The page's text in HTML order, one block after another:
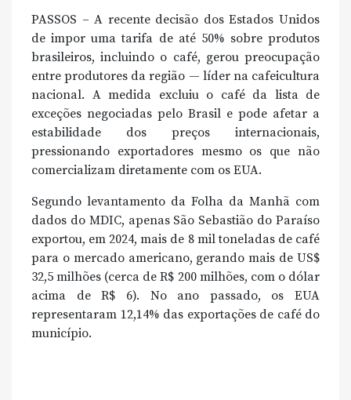
PASSOS – A recente decisão dos Estados Unidos
de impor uma tarifa de até 50% sobre produtos
brasileiros, incluindo o café, gerou preocupação
entre produtores da região — líder na cafeicultura
nacional. A medida excluiu o café da lista de
exceções negociadas pelo Brasil e pode afetar a
estabilidade dos preços internacionais,
pressionando exportadores mesmo os que não
comercializam diretamente com os EUA.
Segundo levantamento da Folha da Manhã com
dados do MDIC, apenas São Sebastião do Paraíso
exportou, em 2024, mais de 8 mil toneladas de café
para o mercado americano, gerando mais de US$
32,5 milhões (cerca de R$ 200 milhões, com o dólar
acima de R$ 6). No ano passado, os EUA
representaram 12,14% das exportações de café do
município.